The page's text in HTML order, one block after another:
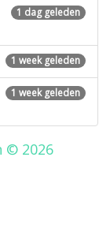
1 dag geleden
1 week geleden
1 week geleden
© 2026